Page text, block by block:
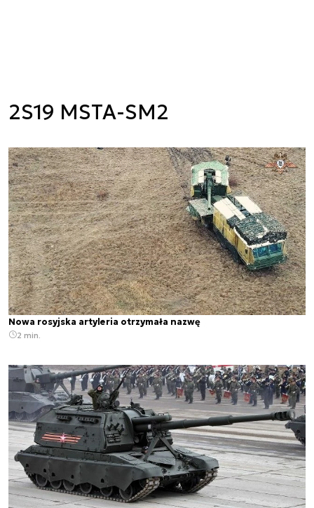
2S19 MSTA-SM2
Nowa rosyjska artyleria otrzymała nazwę
2 min.